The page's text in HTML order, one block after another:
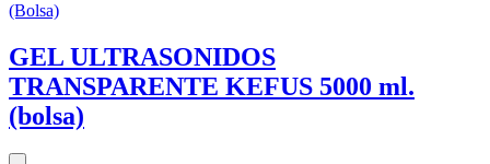
GEL ULTRASONIDOS
TRANSPARENTE KEFUS 5000 ml.
(bolsa)